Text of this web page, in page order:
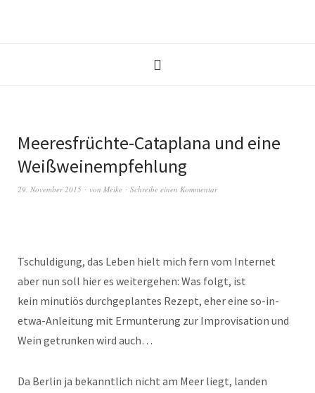
Meeresfrüchte-Cataplana und eine
Weißweinempfehlung
29. November 2015 von Meike Schreibe einen Kommentar
Tschuldigung, das Leben hielt mich fern vom Internet
aber nun soll hier es weitergehen: Was folgt, ist
kein minutiös durchgeplantes Rezept, eher eine so-in-
etwa-Anleitung mit Ermunterung zur Improvisation und
Wein getrunken wird auch…
Da Berlin ja bekanntlich nicht am Meer liegt, landen